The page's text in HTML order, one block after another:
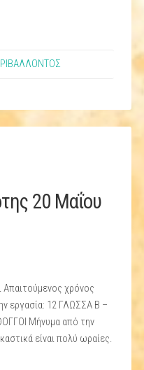
20 Μαΐου
χρόνος
εργασία: 12 ΓΛΩΣΣΑ Β –
Μήνυμα από την
είναι πολύ ωραίες.